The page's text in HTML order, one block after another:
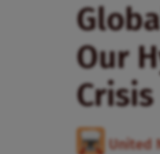
Our
United